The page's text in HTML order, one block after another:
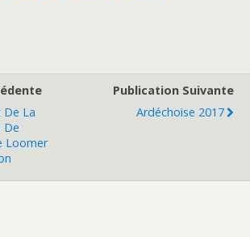
De La
De
Loomer
Publication Suivante
Ardéchoise 2017